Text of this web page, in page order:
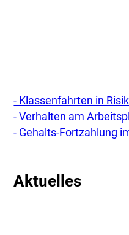
- Klassenfahrten in
- Verhalten am
- Gehalts-Fortzahlung
Aktuelles